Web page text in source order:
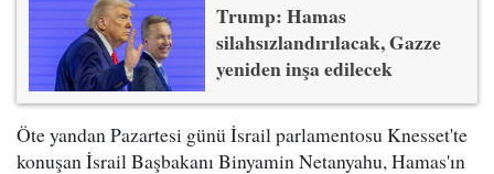
Trump: Hamas
silahsızlandırılacak, Gazze
yeniden inşa edilecek
Öte yandan Pazartesi günü İsrail parlamentosu Knesset'te
konuşan İsrail Başbakanı Binyamin Netanyahu, Hamas'ın